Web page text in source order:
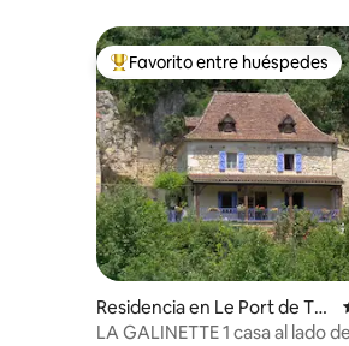
De los mejores en Favorito
Favorito entre huéspedes
Residencia en Le Port de To
ur- de-Faure, 46330 St. Cirq
LA GALINETTE 1 casa al lado de ST CIRQ